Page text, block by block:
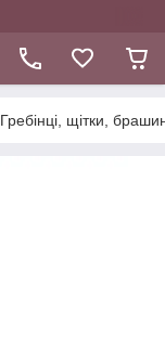
Гребінці, щітки,